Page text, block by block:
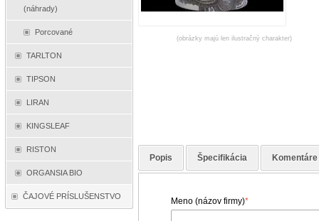
(náhrady)
Porcované
TARLTON
TIPSON
LIRAN
KINGSLEAF
RISTON
ORGANSIA BIO
ČAJOVÉ PRÍSLUŠENSTVO
(obrázky majú len ilustračný charakter)
Popis Špecifikácia Komentáre
Meno (názov firmy)*